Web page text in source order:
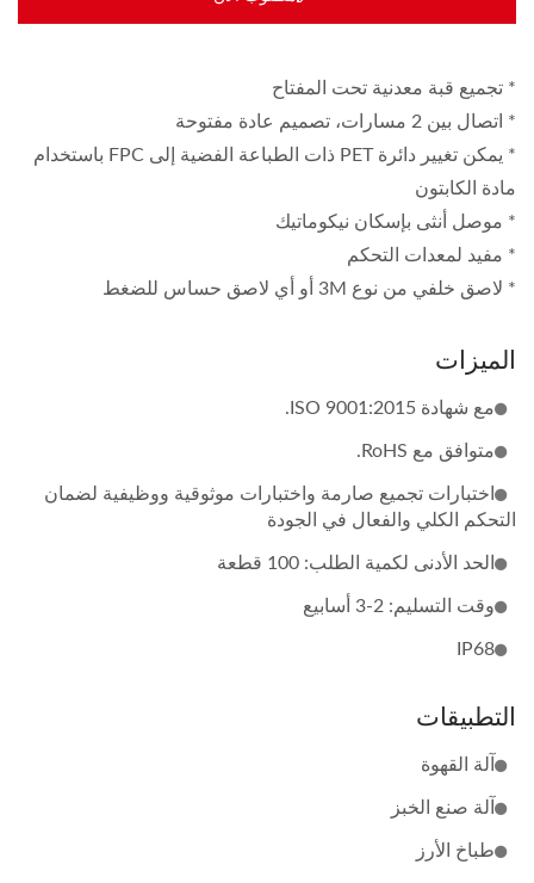
* تجميع قبة معدنية تحت المفتاح
* اتصال بين 2 مسارات، تصميم عادة مفتوحة
* يمكن تغيير دائرة PET ذات الطباعة الفضية إلى FPC باستخدام
مادة الكابتون
* موصل أنثى بإسكان نيكوماتيك
* مفيد لمعدات التحكم
* لاصق خلفي من نوع 3M أو أي لاصق حساس للضغط
الميزات
مع شهادة ISO 9001:2015.
متوافق مع RoHS.
اختبارات تجميع صارمة واختبارات موثوقية ووظيفية لضمان
التحكم الكلي والفعال في الجودة
الحد الأدنى لكمية الطلب: 100 قطعة
وقت التسليم: 2-3 أسابيع
IP68
التطبيقات
آلة القهوة
آلة صنع الخبز
طباخ الأرز